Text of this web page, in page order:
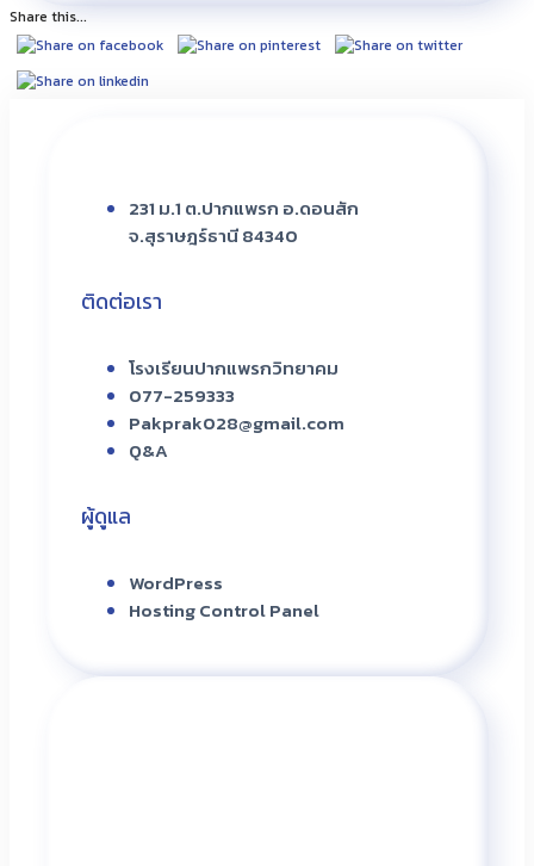
Share this...
231 ม.1 ต.ปากแพรก อ.ดอนสัก
จ.สุราษฎร์ธานี 84340
ติดต่อเรา
โรงเรียนปากแพรกวิทยาคม
077-259333
Pakprak028@gmail.com
Q&A
ผู้ดูแล
WordPress
Hosting Control Panel